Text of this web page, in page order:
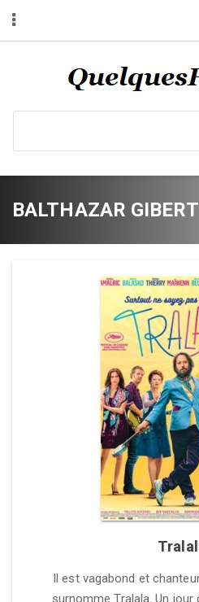
BALTHAZAR GIBERT
Il est vagabond et
surnomme Tralala. Un jour